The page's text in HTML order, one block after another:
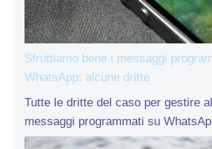
Sfruttiamo bene i messaggi
WhatsApp: alcune dritte
Tutte le dritte del caso per gestire
messaggi programmati su